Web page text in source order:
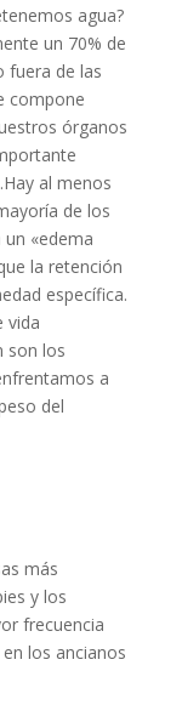
agua?
un 70% de
fuera de las
compone
órganos
Hay al menos
de los
«edema
la retención
específica.
vida
son los
a
del
más
y los
frecuencia
los ancianos